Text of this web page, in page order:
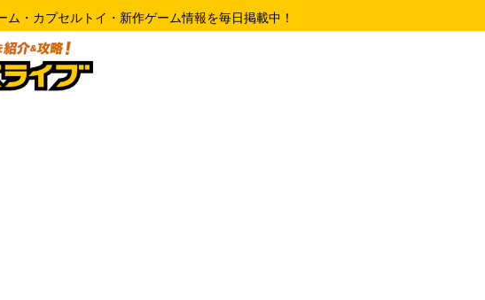
ム・カプセルトイ・新作ゲーム情報を毎日掲載中！